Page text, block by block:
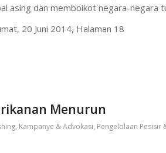
asing dan memboikot negara-negara
20 Juni 2014, Halaman 18
Menurun
, Kampanye & Advokasi, Pengelolaan Pesisir